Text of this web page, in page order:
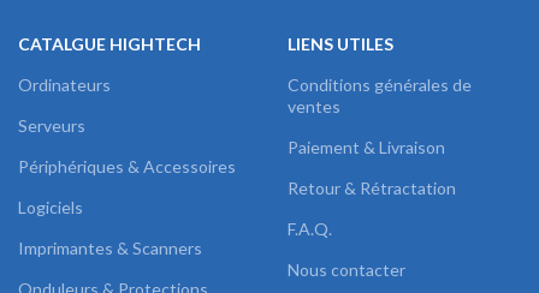
CATALGUE HIGHTECH
Ordinateurs
Serveurs
Périphériques & Accessoires
Logiciels
Imprimantes & Scanners
Onduleurs & Protections
LIENS UTILES
Conditions générales de
ventes
Paiement & Livraison
Retour & Rétractation
F.A.Q.
Nous contacter